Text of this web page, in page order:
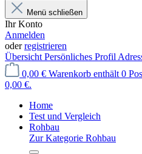
Menü schließen
Ihr Konto
Anmelden
oderregistrieren
Übersicht Persönliches Profil
0,00 € Warenkorb enthält 0
0,00 €.
Home
Test und Vergleich
Rohbau
Zur Kategorie Rohbau